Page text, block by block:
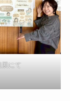
展にて